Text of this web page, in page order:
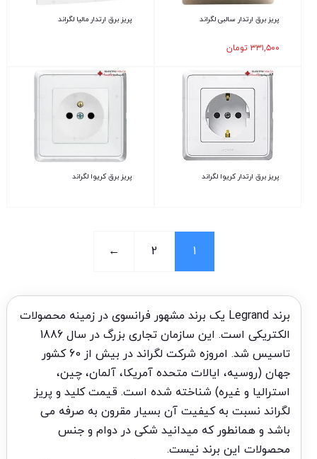
پریز برق ارتدار سالبی لگراند
۳۳۱,۵۰۰ تومان
پریز برق ارتدار مالیا لگراند
پریز برق ارتدار کریوا لگراند پریز برق کریوا لگراند
1
2
←
برند Legrand یک برند مشهور فرانسوی در زمینه محصولات
الکتریکی است. این سازمان تجاری بزرگ در سال 1886
تاسیس شد. امروزه شرکت لگراند در بیش از 60 کشور
جهان (روسیه، ایالات متحده آمریکا، آلمان، چین،
استرالیا و غیره) شناخته شده است. قیمت کلید و پریز
لگراند نسبت به کیفیت آن بسیار مقرون به صرفه می
باشد و همانطور که میدانید شکی در دوام و جنس
محصولات این برند نیست.